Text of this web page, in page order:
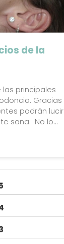
de la
las principales
Gracias
podrán lucir
sana. No lo
que
Dental Giraldo
ve...